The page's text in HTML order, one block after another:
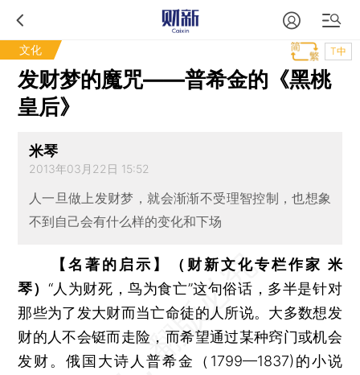
文化 T中
发财梦的魔咒——普希金的《黑桃
皇后》
米琴
2013年03月22日 15:52
人一旦做上发财梦，就会渐渐不受理智控制，也想象
不到自己会有什么样的变化和下场
【名著的启示】（财新文化专栏作家 米
琴） “人为财死，鸟为食亡”这句俗话，多半是针对
那些为了发大财而当亡命徒的人所说。大多数想发
财的人不会铤而走险，而希望通过某种窍门或机会
发财。俄国大诗人普希金（1799—1837)的小说